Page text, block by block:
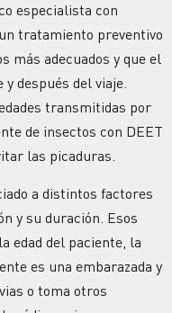
especialista con
tratamiento preventivo
más adecuados y que el
después del viaje.
transmitidas por
de insectos con DEET
las picaduras.
a distintos factores
y su duración. Esos
edad del paciente, la
es una embarazada y
o toma otros